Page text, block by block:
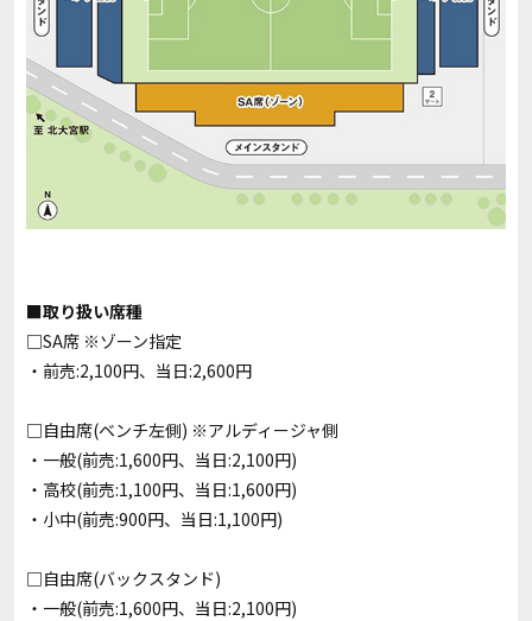
■取り扱い席種
□SA席 ※ゾーン指定
・前売:2,100円、当日:2,600円
□自由席(ベンチ左側) ※アルディージャ側
・一般(前売:1,600円、当日:2,100円)
・高校(前売:1,100円、当日:1,600円)
・小中(前売:900円、当日:1,100円)
□自由席(バックスタンド)
・一般(前売:1,600円、当日:2,100円)